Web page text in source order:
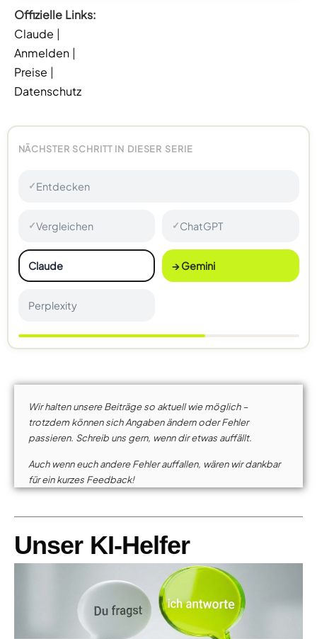
Offizielle Links:
Claude |
Anmelden |
Preise |
Datenschutz
NÄCHSTER SCHRITT IN DIESER SERIE
✓Entdecken
✓Vergleichen ✓ChatGPT
Claude → Gemini
Perplexity
Wir halten unsere Beiträge so aktuell wie möglich –
trotzdem können sich Angaben ändern oder Fehler
passieren. Schreib uns gern, wenn dir etwas auffällt.
Auch wenn euch andere Fehler auffallen, wären wir dankbar
für ein kurzes Feedback!
Unser KI-Helfer